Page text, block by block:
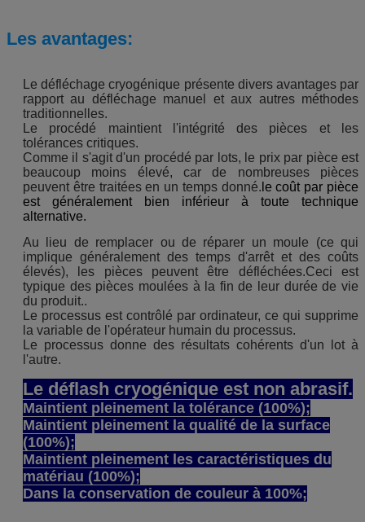
Les avantages:
Le défléchage cryogénique présente divers avantages par
rapport au défléchage manuel et aux autres méthodes
traditionnelles.
Le procédé maintient l'intégrité des pièces et les
tolérances critiques.
Comme il s'agit d'un procédé par lots, le prix par pièce est
beaucoup moins élevé, car de nombreuses pièces
peuvent être traitées en un temps donné. le coût par pièce
est généralement bien inférieur à toute technique
alternative.
Au lieu de remplacer ou de réparer un moule (ce qui
implique généralement des temps d'arrêt et des coûts
élevés), les pièces peuvent être défléchées.Ceci est
typique des pièces moulées à la fin de leur durée de vie
du produit..
Le processus est contrôlé par ordinateur, ce qui supprime
la variable de l'opérateur humain du processus.
Le processus donne des résultats cohérents d'un lot à
l'autre.
Le déflash cryogénique est non abrasif.
Maintient pleinement la tolérance (100%);
Maintient pleinement la qualité de la surface
(100%);
Maintient pleinement les caractéristiques du
matériau (100%);
Dans la conservation de couleur à 100%;